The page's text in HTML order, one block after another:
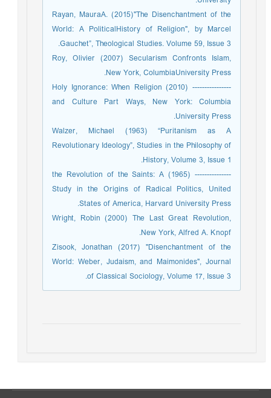
Rayan, MauraA. (2015)"The Disenchantment of the
World: A PoliticalHistory of Religion", by Marcel
Gauchet”, Theological Studies. Volume 59, Issue 3.
Roy, Olivier (2007) Secularism Confronts Islam,
New York, ColumbiaUniversity Press.
---------------- (2010) Holy Ignorance: When Religion
and Culture Part Ways, New York: Columbia
University Press.
Walzer, Michael (1963) “Puritanism as A
Revolutionary Ideology”, Studies in the Philosophy of
History, Volume 3, Issue 1.
--------------- (1965) the Revolution of the Saints: A
Study in the Origins of Radical Politics, United
States of America, Harvard University Press.
Wright, Robin (2000) The Last Great Revolution,
New York, Alfred A. Knopf.
Zisook, Jonathan (2017) "Disenchantment of the
World: Weber, Judaism, and Maimonides", Journal
of Classical Sociology, Volume 17, Issue 3.